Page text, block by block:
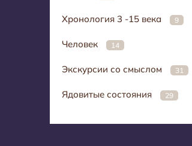
Хронология 3 -15 века 9
Человек 14
Экскурсии со смыслом 31
Ядовитые состояния 29